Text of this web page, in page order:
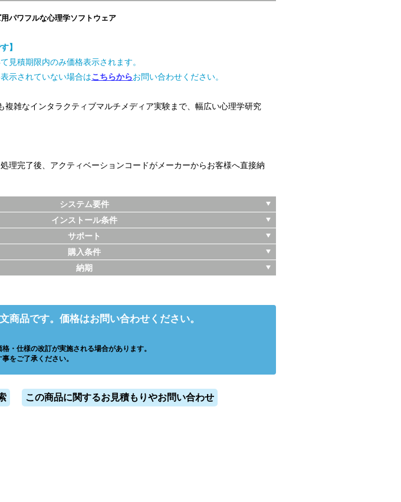
パワフルな心理学ソフトウェア
】
見積期限内のみ価格表示されます。
示されていない場合はこちらからお問い合わせください。
複雑なインタラクティブマルチメディア実験まで、幅広い心理学研究
理完了後、アクティベーションコードがメーカーからお客様へ直接納
システム要件
インストール条件
サポート
購入条件
納期
商品です。価格はお問い合わせください。
・仕様の改訂が実施される場合があります。
をご了承ください。
この商品に関するお見積もりやお問い合わせ